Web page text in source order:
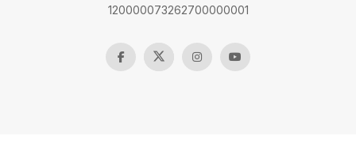
120000073262700000001